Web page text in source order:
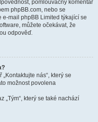
pomlouvačný komentář
phpBB.com, nebo se
e-mail phpBB Limited týkající se
můžete očekávat, že
odpověď.
nás“, který se
možnost povolena
„Tým“, který se také nachází